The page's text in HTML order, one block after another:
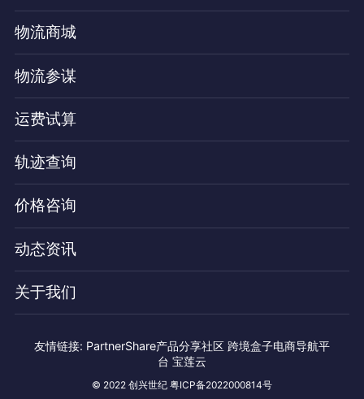
物流商城
物流参谋
运费试算
轨迹查询
价格咨询
动态资讯
关于我们
友情链接: PartnerShare产品分享社区 跨境盒子电商导航平
台 宝莲云
© 2022 创兴世纪 粤ICP备2022000814号